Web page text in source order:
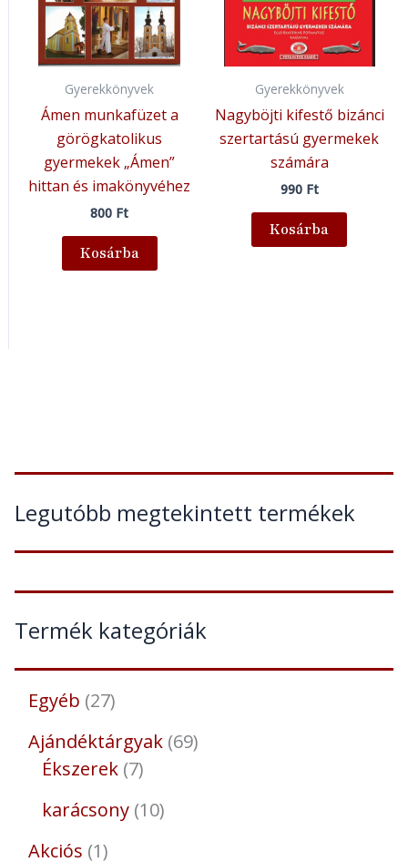
Legutóbb megtekintett termékek
Termék kategóriák
Egyéb 27
Ajándéktárgyak 69
Ékszerek 7
karácsony 10
Akciós 1
Gyerekkönyvek
Ámen munkafüzet a
görögkatolikus
gyermekek „Ámen”
hittan és imakönyvéhez
800 Ft
Kosárba
Gyerekkönyvek
Nagyböjti kifestő bizánci
szertartású gyermekek
számára
990 Ft
Kosárba